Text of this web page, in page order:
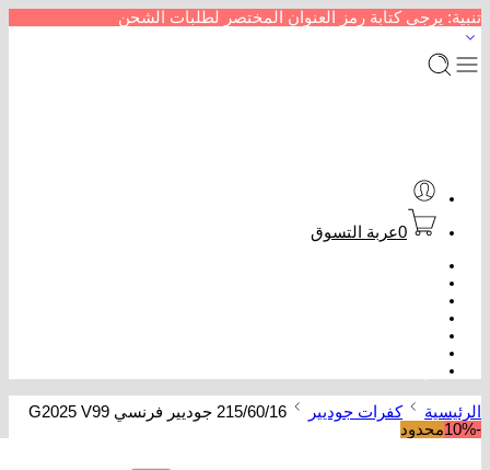
تنبية: يرجى كتابة رمز العنوان المختصر لطلبات الشحن
0عربة التسوق
الرئيسية كفرات جوديير
215/60/16 جوديير فرنسي G2025 V99
-10%
محدود